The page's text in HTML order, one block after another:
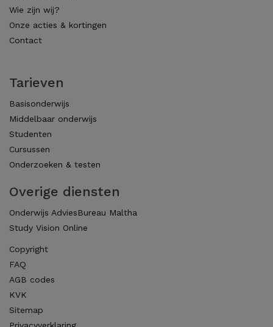
Wie zijn wij?
Onze acties & kortingen
Contact
Tarieven
Basisonderwijs
Middelbaar onderwijs
Studenten
Cursussen
Onderzoeken & testen
Overige diensten
Onderwijs AdviesBureau Maltha
Study Vision Online
Copyright
FAQ
AGB codes
KVK
Sitemap